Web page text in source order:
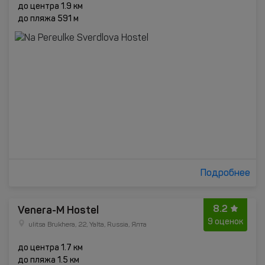
до центра 1.9 км
до пляжа 591 м
Подробнее
8.2
9 оценок
Venera-M Hostel
ulitsa Brukhera, 22, Yalta, Russia, Ялта
до центра 1.7 км
до пляжа 1.5 км